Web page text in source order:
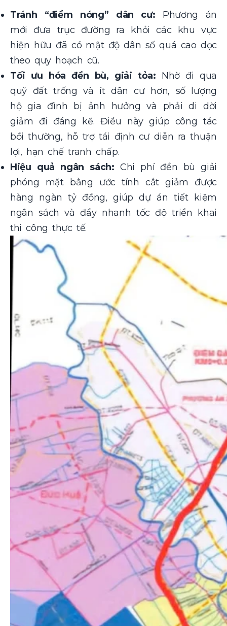
Tránh “điểm nóng” dân cư: Phương án
mới đưa trục đường ra khỏi các khu vực
hiện hữu đã có mật độ dân số quá cao dọc
theo quy hoạch cũ.
Tối ưu hóa đền bù, giải tỏa: Nhờ đi qua
quỹ đất trống và ít dân cư hơn, số lượng
hộ gia đình bị ảnh hưởng và phải di dời
giảm đi đáng kể. Điều này giúp công tác
bồi thường, hỗ trợ tái định cư diễn ra thuận
lợi, hạn chế tranh chấp.
Hiệu quả ngân sách: Chi phí đền bù giải
phóng mặt bằng ước tính cắt giảm được
hàng ngàn tỷ đồng, giúp dự án tiết kiệm
ngân sách và đẩy nhanh tốc độ triển khai
thi công thực tế.